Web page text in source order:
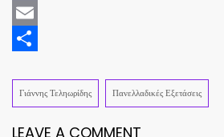
Mastodon
Email
Γιάννης Τεληωρίδης Πανελλαδικές Εξετάσεις
LEAVE A COMMENT